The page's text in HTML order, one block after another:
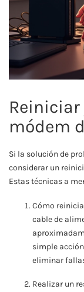
módem
Si la solución de
considerar un
Estas técnicas a
Cómo
cable de
simple
eliminar
Realizar un